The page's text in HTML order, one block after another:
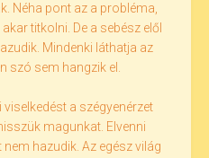
Néha pont az a probléma,
titkolni. De a sebész elől
Mindenki láthatja az
szó sem hangzik el.
a szégyenérzet
magunkat. Elvenni
hazudik. Az egész világ